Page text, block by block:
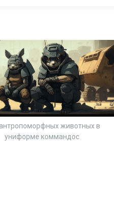
животных в
униформе коммандос